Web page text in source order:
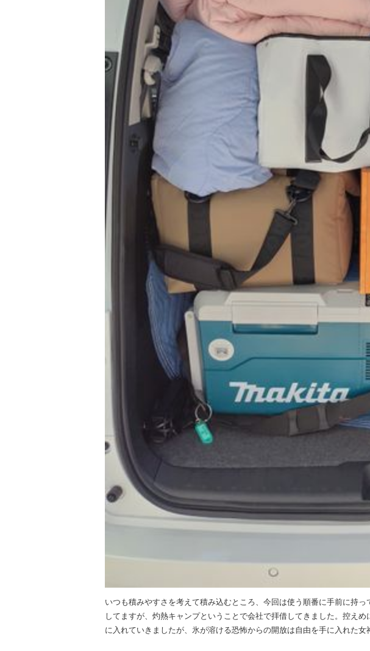
いつも積みやすさを考えて積み込むところ、今回は使う順番に手前に持
してますが、灼熱キャンプということで会社で拝借してきました。控え
に入れていきましたが、氷が溶ける恐怖からの開放は自由を手に入れた女